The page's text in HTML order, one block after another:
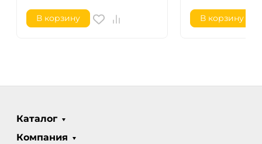
В корзину В корзину
Каталог
Компания